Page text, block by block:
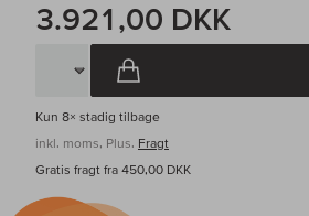
3.921,00 DKK
Kun 8× stadig tilbage
inkl. moms, Plus. Fragt
Gratis fragt fra 450,00 DKK